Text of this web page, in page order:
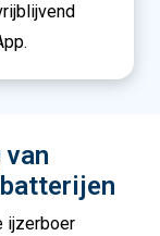
ijzerboer